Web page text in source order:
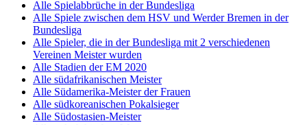
Alle Spielabbrüche in der Bundesliga
Alle Spiele zwischen dem HSV und Werder Bremen in der
Bundesliga
Alle Spieler, die in der Bundesliga mit 2 verschiedenen
Vereinen Meister wurden
Alle Stadien der EM 2020
Alle südafrikanischen Meister
Alle Südamerika-Meister der Frauen
Alle südkoreanischen Pokalsieger
Alle Südostasien-Meister